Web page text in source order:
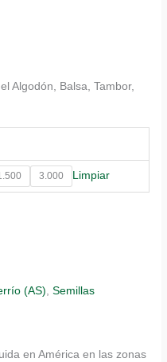
Algodón, Balsa, Tambor,
3.000 Limpiar
(AS) ,Semillas
en América en las zonas